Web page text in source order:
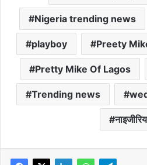
Nigeria trending news
playboy Preety
Pretty Mike Of Lagos
Trending news